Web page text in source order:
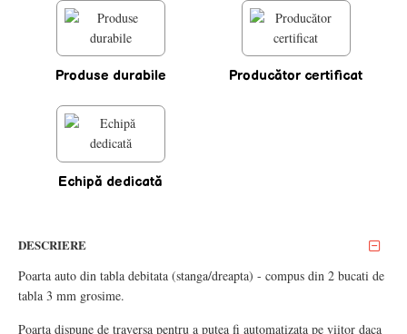
DESCRIERE
Poarta auto din tabla debitata (stanga/dreapta) - compus din 2 bucati de
tabla 3 mm grosime.
Poarta dispune de traversa pentru a putea fi automatizata pe viitor daca
Produse durabile Producător certificat
Echipă dedicată